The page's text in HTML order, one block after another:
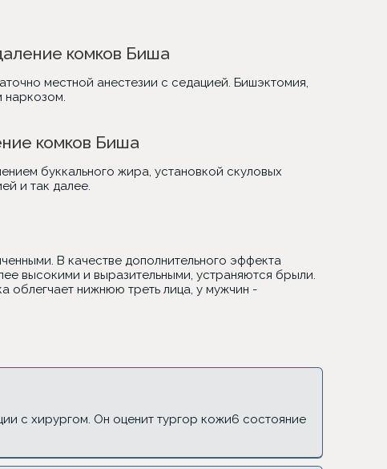
комков Биша
местной анестезии с седацией. Бишэктомия,
наркозом.
комков Биша
буккального жира, установкой скуловых
и так далее.
В качестве дополнительного эффекта
высокими и выразительными, устраняются брыли.
облегчает нижнюю треть лица, у мужчин -
с хирургом. Он оценит тургор кожи6 состояние